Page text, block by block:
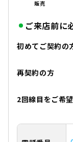
販売
ご来店前に
初めてご契約の
再契約の方
2回線目をご希